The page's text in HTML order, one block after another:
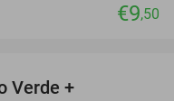
€9,50
Verde +